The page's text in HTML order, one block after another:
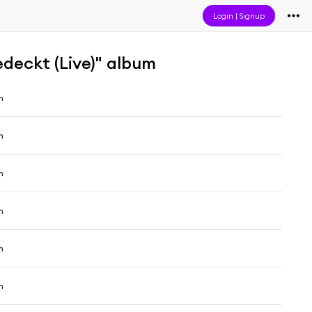
Login |Signup
(Live)" album